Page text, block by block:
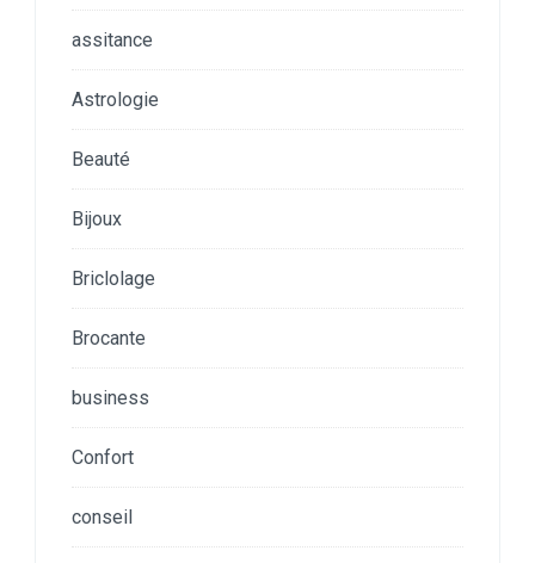
assitance
Astrologie
Beauté
Bijoux
Briclolage
Brocante
business
Confort
conseil